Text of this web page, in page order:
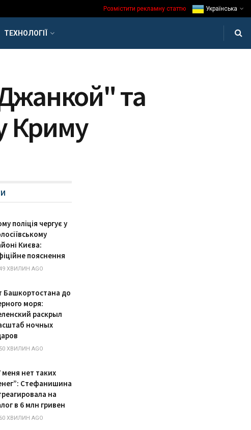
Розмістити рекламну статтю Українська
ТЕХНОЛОГІЇ
та
Криму
поліція чергує у
Києва:
пояснення
ХВИЛИН AGO
Башкортостана до
моря:
раскрыл
ночных
ХВИЛИН AGO
меня нет таких
Стефанишина
на
в 6 млн гривен
ХВИЛИН AGO